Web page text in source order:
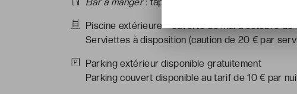
Piscine extérieure - ouverte de mai à octobre de
Serviettes à disposition (caution de 20 € par
Parking extérieur disponible gratuitement
Parking couvert disponible au tarif de 10 € par